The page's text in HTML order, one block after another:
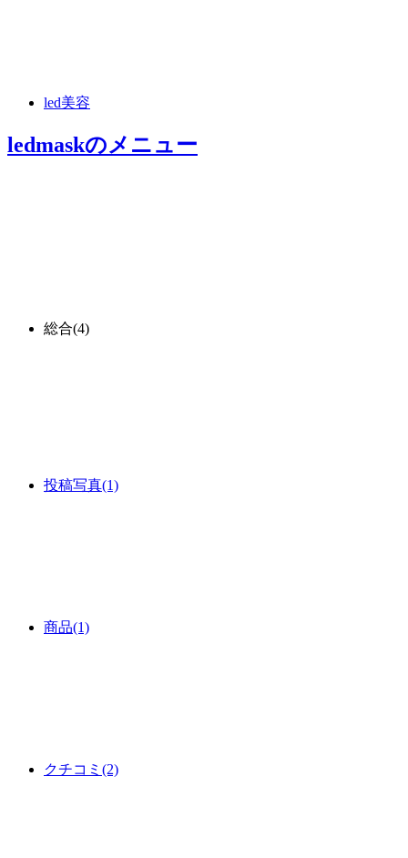
led美容
ledmaskのメニュー
総合(4)
投稿写真(1)
商品(1)
クチコミ (2)